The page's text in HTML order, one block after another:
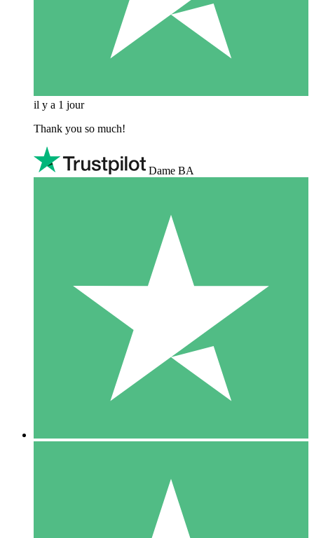
il y a 1 jour
Thank you so much!
Dame BA